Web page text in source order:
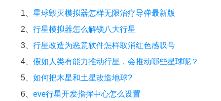
1、 星球毁灭模拟器怎样无限治疗导弹最新版
2、 行星模拟器怎么解锁八大行星
3、 行星改造为恶意软件怎样取消红色感叹号
4、 假如人类有能力推动行星，会推动哪些星球呢？
5、 如何把木星和土星改造地球?
6、 eve行星开发指挥中心怎么设置